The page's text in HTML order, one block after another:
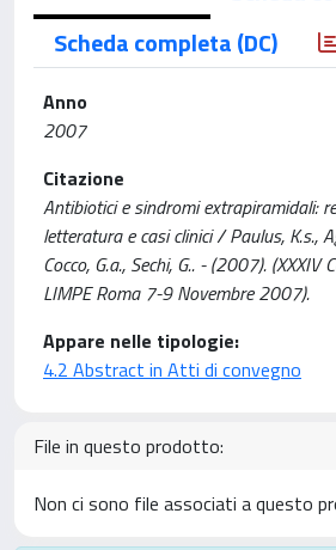
Scheda completa (DC)
Anno
2007
Citazione
Antibiotici e sindromi extrapiramidali:
letteratura e casi clinici / Paulus, K.s.,
Cocco, G.a., Sechi, G.. - (2007). (XXXIV
LIMPE Roma 7-9 Novembre 2007).
Appare nelle tipologie:
4.2 Abstract in Atti di convegno
File in questo prodotto:
Non ci sono file associati a questo